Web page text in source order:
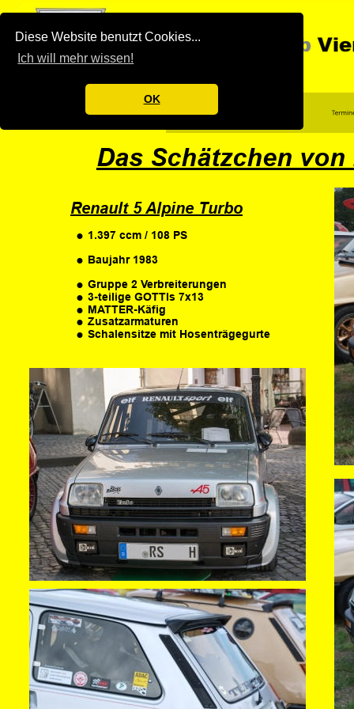
Diese Website benutzt Cookies...
Ich will mehr wissen!
OK
Das Schätzchen von
Renault 5 Alpine Turbo
• 1.397 ccm / 108 PS
• Baujahr 1983
• Gruppe 2 Verbreiterungen
• 3-teilige GOTTIs 7x13
• MATTER-Käfig
• Zusatzarmaturen
• Schalensitze mit Hosenträgegurte